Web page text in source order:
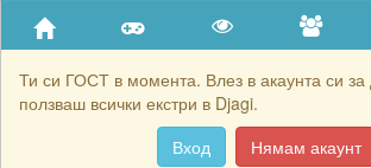
Ти си ГОСТ в момента. Влез в акаунта си
ползваш всички екстри в Djagi.
Вход
Нямам акаунт
Приятели
Хронология на игри